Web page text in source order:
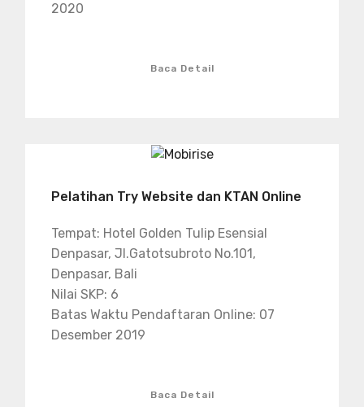
2020
Baca Detail
Pelatihan Try Website dan KTAN Online
Tempat: Hotel Golden Tulip Esensial
Denpasar, Jl.Gatotsubroto No.101,
Denpasar, Bali
Nilai SKP: 6
Batas Waktu Pendaftaran Online: 07
Desember 2019
Baca Detail